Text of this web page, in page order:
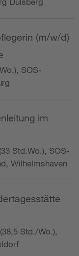
(m/w/d)
SOS-
im
Std.Wo.), SOS-
Wilhelmshaven
Std./Wo.),